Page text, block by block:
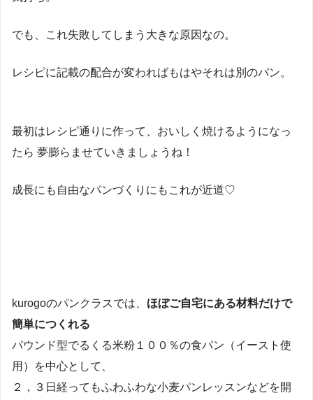
でも、これ失敗してしまう大きな原因なの。
レシピに記載の配合が変わればもはやそれは別のパン。
最初はレシピ通りに作って、おいしく焼けるようになっ
たら 夢膨らませていきましょうね！
成長にも自由なパンづくりにもこれが近道♡
kurogoのパンクラスでは、 ほぼご自宅にある材料だけで
簡単につくれる
パウンド型でるくる米粉１００％の食パン（イースト使
用）を中心として、
２，３日経ってもふわふわな小麦パンレッスンなどを開